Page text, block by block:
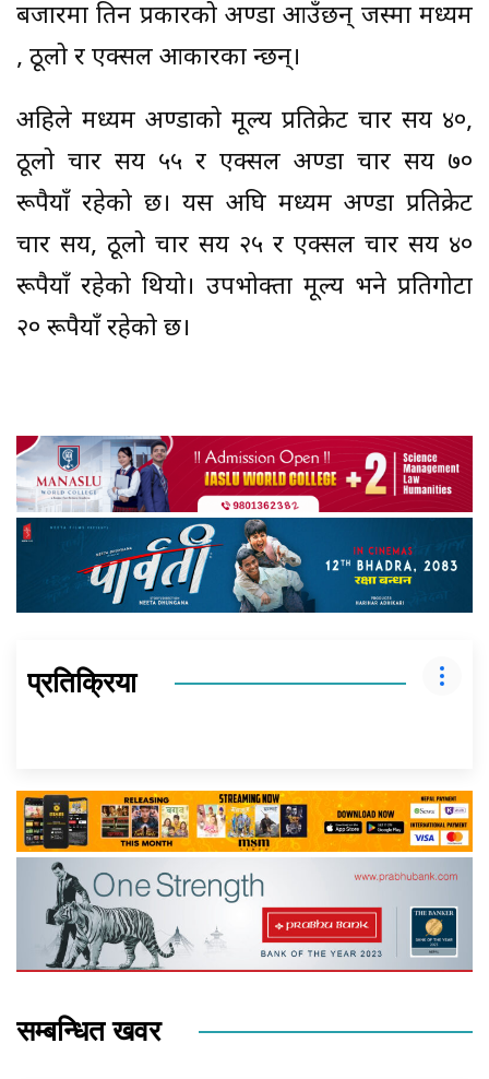
बजारमा तिन प्रकारको अण्डा आउँछन् जस्मा मध्यम
, ठूलो र एक्सल आकारका हुन्छन्।
अहिले मध्यम अण्डाको मूल्य प्रतिक्रेट चार सय ४०,
ठूलो चार सय ५५ र एक्सल अण्डा चार सय ७०
रूपैयाँ रहेको छ। यस अघि मध्यम अण्डा प्रतिक्रेट
चार सय, ठूलो चार सय २५ र एक्सल चार सय ४०
रूपैयाँ रहेको थियो। उपभोक्ता मूल्य भने प्रतिगोटा
२० रूपैयाँ रहेको छ।
प्रतिक्रिया
सम्बन्धित खवर